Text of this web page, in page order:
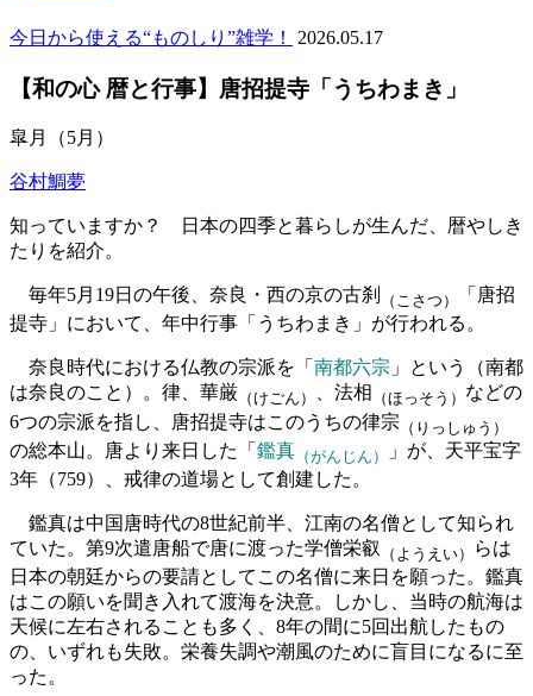
今日から使える“ものしり”雑学！ 2026.05.17
【和の心 暦と行事】唐招提寺「うちわまき」
皐月（5月）
谷村鯛夢
知っていますか？ 日本の四季と暮らしが生んだ、暦やしき
たりを紹介。
毎年5月19日の午後、奈良・西の京の古刹 （こさつ）
「唐招
提寺」において、年中行事「うちわまき」が行われる。
奈良時代における仏教の宗派を「 南都六宗 」という（南都
は奈良のこと）。律、華厳 （けごん） 、法相 （ほっそう） などの
6つの宗派を指し、唐招提寺はこのうちの律宗 （りっしゅう）
の総本山。唐より来日した「 鑑真 （がんじん）
」が、天平宝字
3年（759）、戒律の道場として創建した。
鑑真は中国唐時代の8世紀前半、江南の名僧として知られ
ていた。第9次遣唐船で唐に渡った学僧栄叡
（ようえい）
らは
日本の朝廷からの要請としてこの名僧に来日を願った。鑑真
はこの願いを聞き入れて渡海を決意。しかし、当時の航海は
天候に左右されることも多く、8年の間に5回出航したもの
の、いずれも失敗。栄養失調や潮風のために盲目になるに至
った。